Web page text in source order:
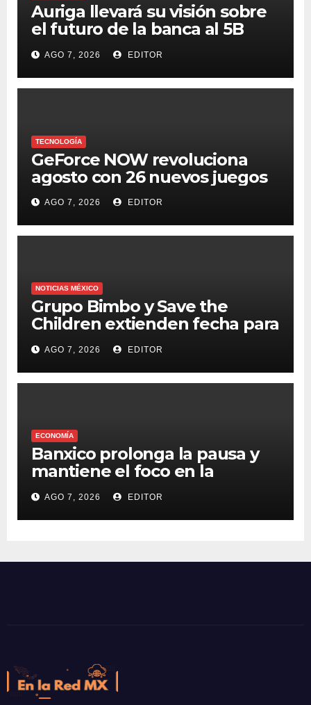
Auriga llevará su visión sobre
el futuro de la banca al 5B
Digital Summit 2026
AGO 7, 2026 EDITOR
TECNOLOGÍA
GeForce NOW revoluciona
agosto con 26 nuevos juegos
AGO 7, 2026 EDITOR
NOTICIAS MÉXICO
Grupo Bimbo y Save the
Children extienden fecha para
apoyar a damnificados de
Venezuela
AGO 7, 2026 EDITOR
ECONOMÍA
Banxico prolonga la pausa y
mantiene el foco en la
inflación
AGO 7, 2026 EDITOR